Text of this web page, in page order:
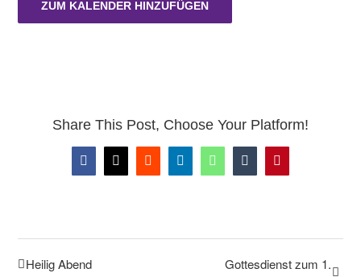
ZUM KALENDER HINZUFÜGEN
Share This Post, Choose Your Platform!
Facebook
X RedditLinkedInWhatsAppTumblrPinterest
Heilig Abend
Gottesdienst zum 1.